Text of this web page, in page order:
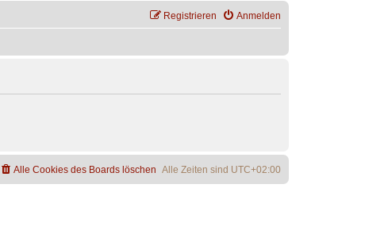
Anmelden
Registrieren
Alle Zeiten sind UTC+02:00
Alle Cookies des Boards löschen